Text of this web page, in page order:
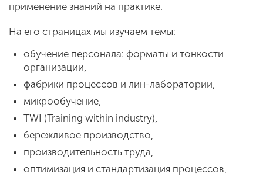
применение знаний на практике.
На его страницах мы изучаем темы:
обучение персонала: форматы и тонкости
организации,
фабрики процессов и лин-лаборатории,
микрообучение,
TWI (Training within industry),
бережливое производство,
производительность труда,
оптимизация и стандартизация процессов,